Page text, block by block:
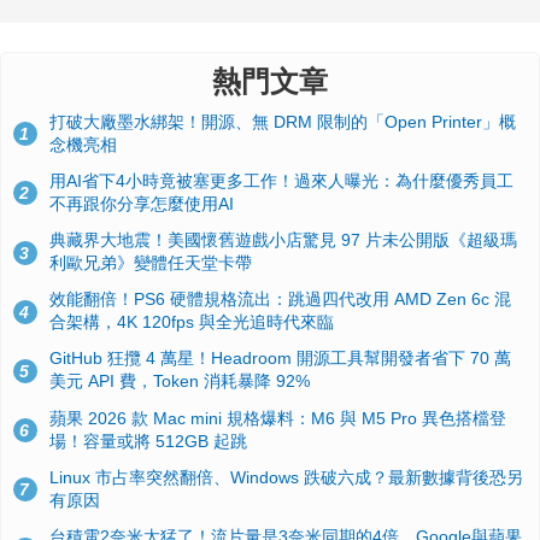
熱門文章
1
打破大廠墨水綁架！開源、無 DRM 限制的「Open Printer」概
念機亮相
2
用AI省下4小時竟被塞更多工作！過來人曝光：為什麼優秀員工
不再跟你分享怎麼使用AI
3
典藏界大地震！美國懷舊遊戲小店驚見 97 片未公開版《超級瑪
利歐兄弟》變體任天堂卡帶
4
效能翻倍！PS6 硬體規格流出：跳過四代改用 AMD Zen 6c 混
合架構，4K 120fps 與全光追時代來臨
5
GitHub 狂攬 4 萬星！Headroom 開源工具幫開發者省下 70 萬
美元 API 費，Token 消耗暴降 92%
6
蘋果 2026 款 Mac mini 規格爆料：M6 與 M5 Pro 異色搭檔登
場！容量或將 512GB 起跳
7
Linux 市占率突然翻倍、Windows 跌破六成？最新數據背後恐另
有原因